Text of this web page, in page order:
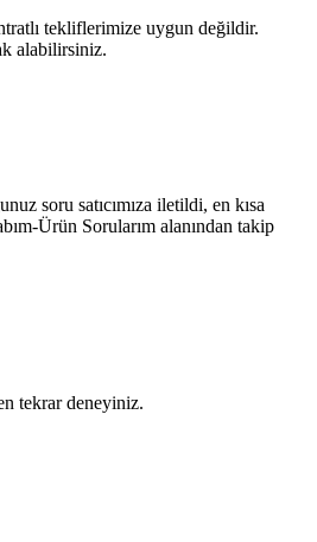
tekliflerimize uygun değildir.
alabilirsiniz.
soru satıcımıza iletildi, en kısa
Ürün Sorularım alanından takip
tekrar deneyiniz.